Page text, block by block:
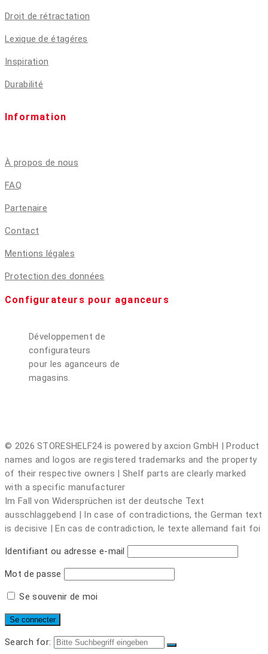
Droit de rétractation
Lexique de étagéres
Inspiration
Durabilité
Information
À propos de nous
FAQ
Partenaire
Contact
Mentions légales
Protection des données
Configurateurs pour aganceurs
Développement de
configurateurs
pour les aganceurs de
magasins.
© 2026 STORESHELF24 is powered by axcion GmbH | Product
names and logos are registered trademarks and the property
of their respective owners | Shelf parts are clearly marked
with a specific manufacturer
Im Fall von Widersprüchen ist der deutsche Text
ausschlaggebend | In case of contradictions, the German text
is decisive | En cas de contradiction, le texte allemand fait foi
Identifiant ou adresse e-mail
Mot de passe
Se souvenir de moi
Search for: